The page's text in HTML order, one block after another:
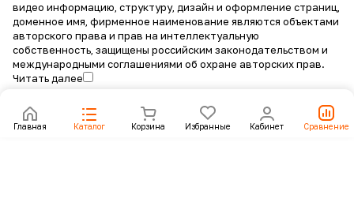
Главная Каталог Корзина Избранные Кабинет Сравнение
видео информацию, структуру, дизайн и оформление страниц,
доменное имя, фирменное наименование являются объектами
авторского права и прав на интеллектуальную
собственность, защищены российским законодательством и
международными соглашениями об охране авторских прав.
Читать далее